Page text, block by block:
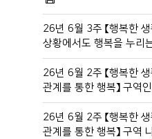
26년 6월 3주 【행복한
상황에서도 행복을 누리
26년 6월 2주 【행복한
관계를 통한 행복】 구역
26년 6월 2주 【행복한
관계를 통한 행복】 구역